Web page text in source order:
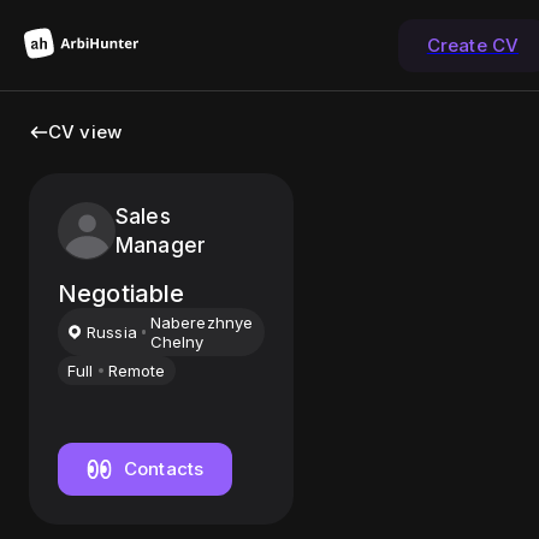
Create CV
CV view
Sales
Manager
Negotiable
Russia
Naberezhnye
Chelny
Full
Remote
Contacts